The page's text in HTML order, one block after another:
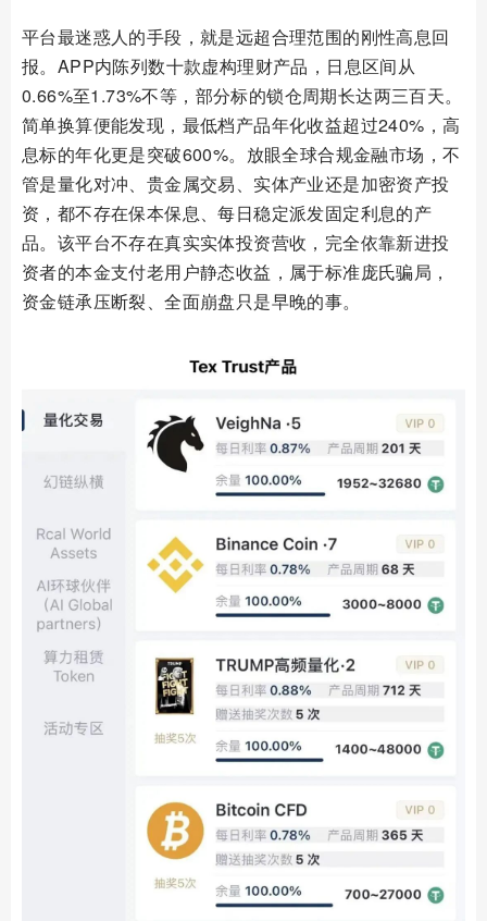
平台最迷惑人的手段，就是远超合理范围的刚性高息回
报。APP内陈列数十款虚构理财产品，日息区间从
0.66%至1.73%不等，部分标的锁仓周期长达两三百天。
简单换算便能发现，最低档产品年化收益超过240%，高
息标的年化更是突破600%。放眼全球合规金融市场，不
管是量化对冲、贵金属交易、实体产业还是加密资产投
资，都不存在保本保息、每日稳定派发固定利息的产
品。该平台不存在真实实体投资营收，完全依靠新进投
资者的本金支付老用户静态收益，属于标准庞氏骗局，
资金链承压断裂、全面崩盘只是早晚的事。